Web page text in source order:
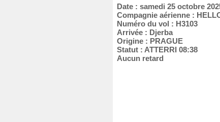
Date : samedi 25 octobre
Compagnie aérienne :
Numéro du vol : H3103
Arrivée : Djerba
Origine : PRAGUE
Statut : ATTERRI 08:38
Aucun retard